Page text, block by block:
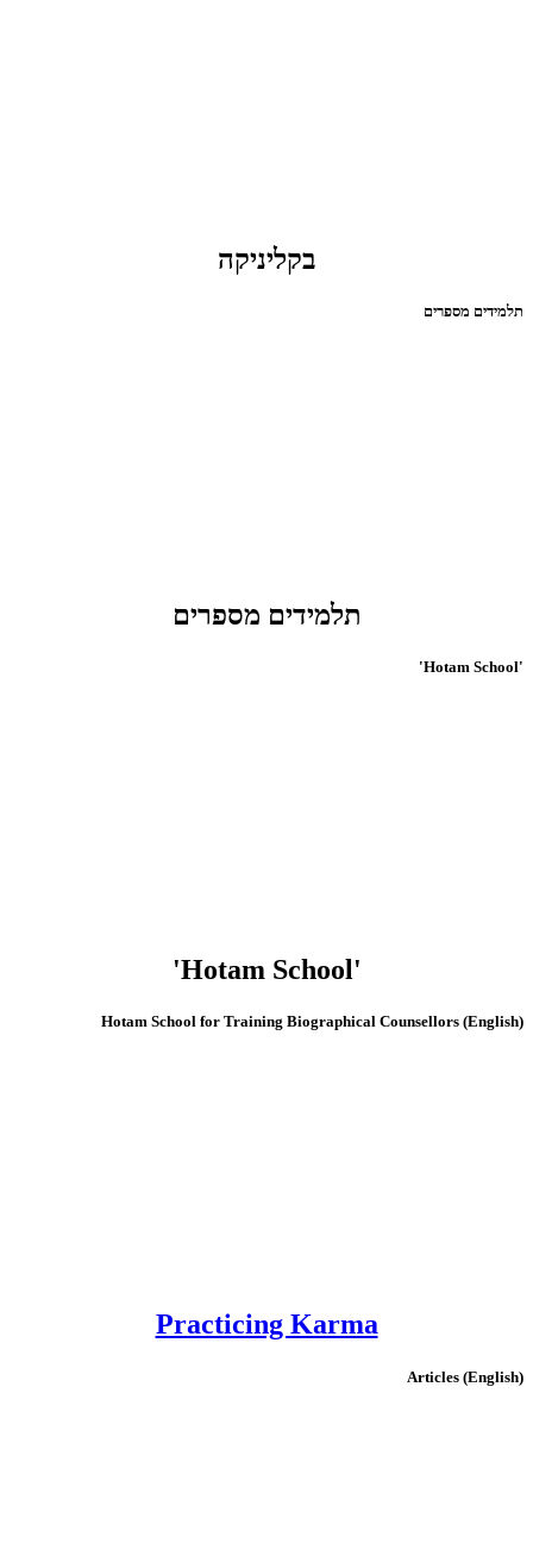
בקליניקה
תלמידים מספרים
תלמידים מספרים
'Hotam School'
'Hotam School'
(English) Hotam School for Training Biographical Counsellors
Practicing Karma
(English) Articles